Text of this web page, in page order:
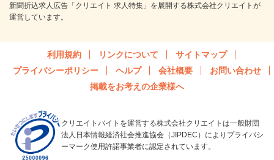
新聞折込求人広告「クリエイト 求人特集」を展開する株式会社クリエイトが
運営しています。
利用規約 リンクについて
サイトマップ
プライバシーポリシー
ヘルプ 会社概要
お問い合わせ
掲載をお考えの企業様へ
クリエイトバイトを運営する株式会社クリエイトは一般財団
法人日本情報経済社会推進協会（JIPDEC）によりプライバシ
ーマーク使用許諾事業者に認定されています。